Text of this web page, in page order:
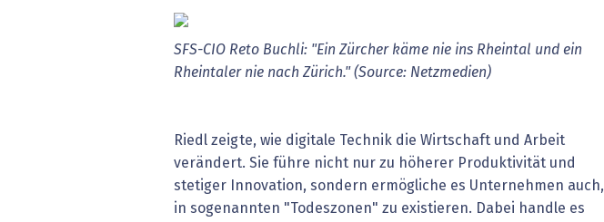
SFS-CIO Reto Buchli: "Ein Zürcher käme nie ins Rheintal und ein
Rheintaler nie nach Zürich." (Source: Netzmedien)
Riedl zeigte, wie digitale Technik die Wirtschaft und Arbeit
verändert. Sie führe nicht nur zu höherer Produktivität und
stetiger Innovation, sondern ermögliche es Unternehmen auch,
in sogenannten "Todeszonen" zu existieren. Dabei handle es